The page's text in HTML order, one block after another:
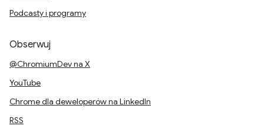
Podcasty i programy
Obserwuj
@ChromiumDev na X
YouTube
Chrome dla deweloperów na LinkedIn
RSS